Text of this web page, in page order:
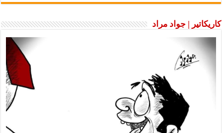
كاريكاتير | جواد مراد